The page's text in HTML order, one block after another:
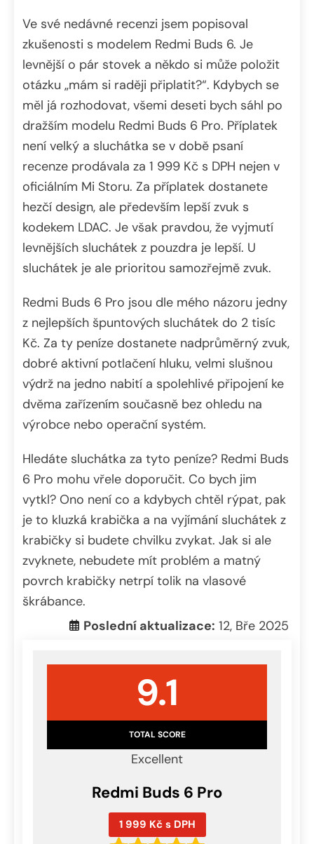
Ve své nedávné recenzi jsem popisoval
zkušenosti s modelem Redmi Buds 6. Je
levnější o pár stovek a někdo si může položit
otázku „mám si raději připlatit?“. Kdybych se
měl já rozhodovat, všemi deseti bych sáhl po
dražším modelu Redmi Buds 6 Pro. Příplatek
není velký a sluchátka se v době psaní
recenze prodávala za 1 999 Kč s DPH nejen v
oficiálním Mi Storu. Za příplatek dostanete
hezčí design, ale především lepší zvuk s
kodekem LDAC. Je však pravdou, že vyjmutí
levnějších sluchátek z pouzdra je lepší. U
sluchátek je ale prioritou samozřejmě zvuk.
Redmi Buds 6 Pro jsou dle mého názoru jedny
z nejlepších špuntových sluchátek do 2 tisíc
Kč. Za ty peníze dostanete nadprůměrný zvuk,
dobré aktivní potlačení hluku, velmi slušnou
výdrž na jedno nabití a spolehlivé připojení ke
dvěma zařízením současně bez ohledu na
výrobce nebo operační systém.
Hledáte sluchátka za tyto peníze? Redmi Buds
6 Pro mohu vřele doporučit. Co bych jim
vytkl? Ono není co a kdybych chtěl rýpat, pak
je to kluzká krabička a na vyjímání sluchátek z
krabičky si budete chvilku zvykat. Jak si ale
zvyknete, nebudete mít problém a matný
povrch krabičky netrpí tolik na vlasové
škrábance.
Poslední aktualizace: 12, Bře 2025
9.1
TOTAL SCORE
Excellent
Redmi Buds 6 Pro
1 999 Kč s DPH